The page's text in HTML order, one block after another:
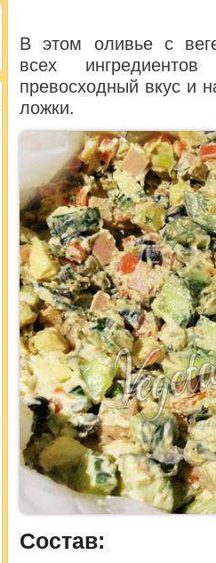
В этом оливье с
всех
превосходный вкус и
ложки.
Состав: